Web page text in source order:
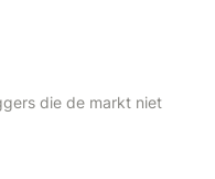
die de markt niet